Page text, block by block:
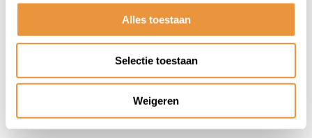
Alles toestaan
Selectie toestaan
Weigeren
Algemene voorwaarden Disclaimer
Privacy
Policy
Sitemap